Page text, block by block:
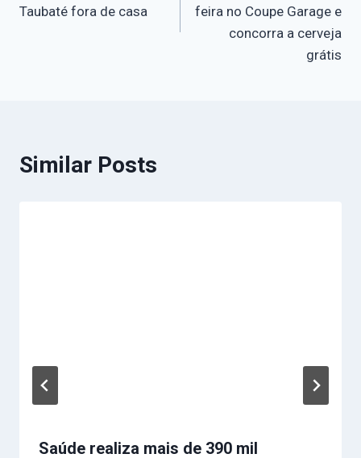
Taubaté fora de casa
feira no Coupe Garage e
concorra a cerveja
grátis
Similar Posts
Saúde realiza mais de 390 mil